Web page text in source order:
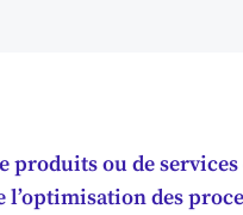
produits ou de
l’optimisation des